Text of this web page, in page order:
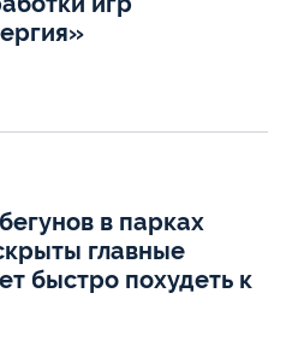
в парках
главные
быстро похудеть к